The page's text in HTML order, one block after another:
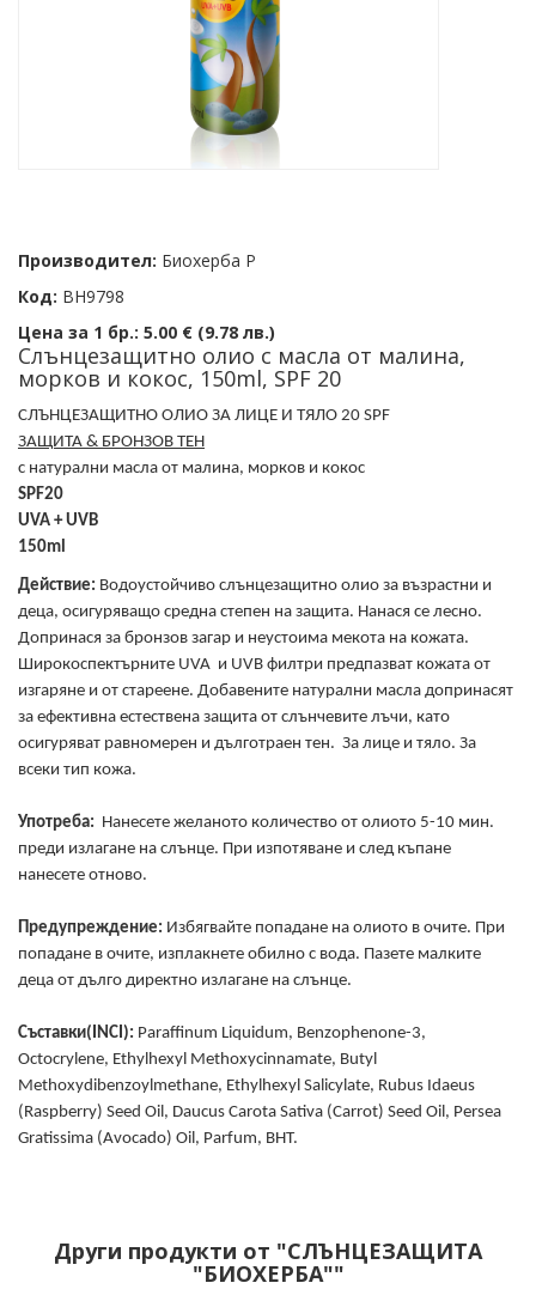
Производител: Биохерба Р
Код: BH9798
Цена за 1 бр.: 5.00 € (9.78 лв.)
Слънцезащитно олио с масла от малина,
морков и кокос, 150ml, SPF 20
СЛЪНЦЕЗАЩИТНО ОЛИО ЗА ЛИЦЕ И ТЯЛО 20 SPF
ЗАЩИТА & БРОНЗОВ ТЕН
с натурални масла от малина, морков и кокос
SPF20
UVA + UVB
150ml
Действие: Водоустойчивo слънцезащитно олио за възрастни и
деца, осигуряващо средна степен на защита. Нанася се лесно.
Допринася за бронзов загар и неустоима мекота на кожата.
Широкоспектърните UVA и UVB филтри предпазват кожата от
изгаряне и от стареене. Добавените натурални масла допринасят
за ефективна естествена защита от слънчевите лъчи, като
осигуряват равномерен и дълготраен тен. За лице и тяло. За
всеки тип кожа.
Употреба: Нанесете желаното количество от олиото 5-10 мин.
преди излагане на слънце. При изпотяване и след къпане
нанесете отново.
Предупреждение: Избягвайте попадане на олиото в очите. При
попадане в очите, изплакнете обилно с вода. Пазете малките
деца от дълго директно излагане на слънце.
Съставки(INCI): Paraffinum Liquidum, Benzophenone-3,
Octocrylene, Ethylhexyl Methoxycinnamate, Butyl
Methoxydibenzoylmethane, Ethylhexyl Salicylate, Rubus Idaeus
(Raspberry) Seed Oil, Daucus Carota Sativa (Carrot) Seed Oil, Persea
Gratissima (Avocado) Oil, Parfum, BHT.
Други продукти от "СЛЪНЦЕЗАЩИТА
"БИОХЕРБА""